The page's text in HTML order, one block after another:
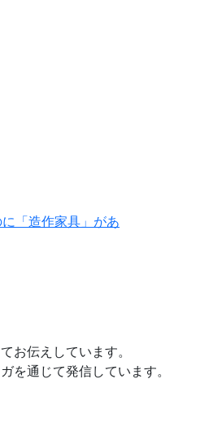
「造作家具」があ
お伝えしています。
通じて発信しています。